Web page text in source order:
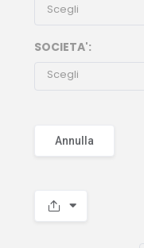
Scegli
SOCIETA':
Scegli
Annulla